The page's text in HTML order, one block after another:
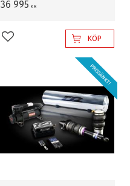
36 995 KR
Lägg till i favoriterKÖP
PRISSÄNKT!